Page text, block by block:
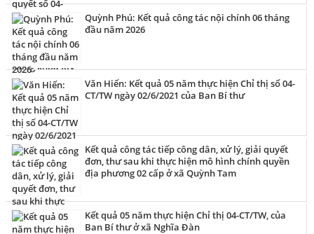
Quỳnh Phú: Kết quả công tác nội chính 06 tháng
đầu năm 2026
Văn Hiến: Kết quả 05 năm thực hiện Chỉ thị số 04-
CT/TW ngày 02/6/2021 của Ban Bí thư
Kết quả công tác tiếp công dân, xử lý, giải quyết
đơn, thư sau khi thực hiện mô hình chính quyền
địa phương 02 cấp ở xã Quỳnh Tam
Kết quả 05 năm thực hiện Chỉ thị 04-CT/TW, của
Ban Bí thư ở xã Nghĩa Đàn